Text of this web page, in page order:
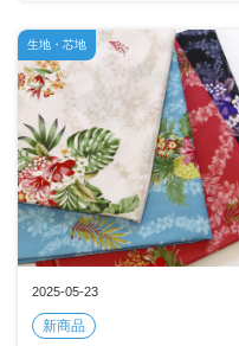
2025-05-23
新商品
生地・芯地